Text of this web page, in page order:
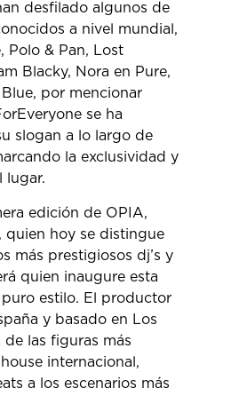
desfilado algunos de
a nivel mundial,
Polo & Pan, Lost
Blacky, Nora en Pure,
por mencionar
se ha
slogan a lo largo de
la exclusividad y
lugar.
edición de OPIA,
, quien hoy se distingue
más prestigiosos dj’s y
quien inaugure esta
puro estilo. El productor
y basado en Los
de las figuras más
internacional,
a los escenarios más